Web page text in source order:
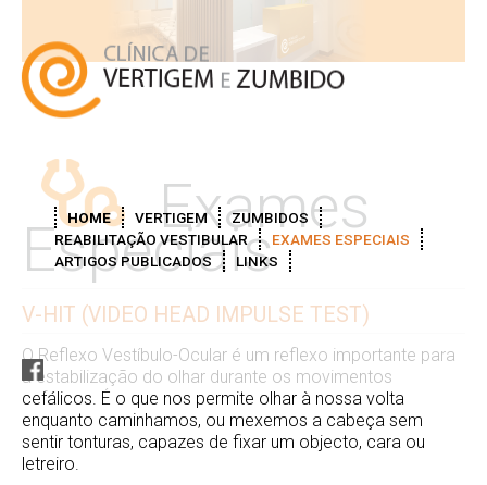
HOME VERTIGEM
ZUMBIDOS
REABILITAÇÃO VESTIBULAR
EXAMES ESPECIAIS
ARTIGOS PUBLICADOS
LINKS
Exames
Especiais
V-HIT (VIDEO HEAD IMPULSE TEST)
O Reflexo Vestíbulo-Ocular é um reflexo importante para
a estabilização do olhar durante os movimentos
cefálicos. É o que nos permite olhar à nossa volta
enquanto caminhamos, ou mexemos a cabeça sem
sentir tonturas, capazes de fixar um objecto, cara ou
letreiro.